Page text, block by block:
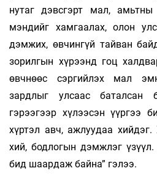
нутаг дэвсгэрт мал,
мэндийг хамгаалах, олон
дэмжих, өвчингүй тайван
зорилгын хүрээнд гоц
өвчнөөс сэргийлэх мал
зардлыг улсаас баталсан
гэрээгээр хүлээсэн үүргээ
хүртэл авч, ажлуудаа
хий, бодлогын дэмжлэг
бид шаардаж байна” гэлээ.